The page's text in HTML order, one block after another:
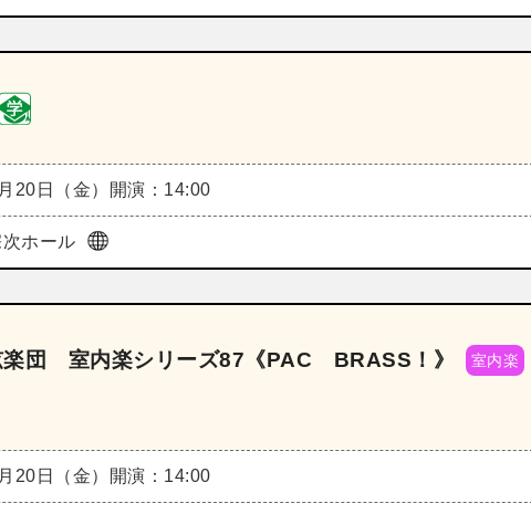
20日（金） 開演：14:00
次ホール
楽団 室内楽シリーズ87《PAC BRASS！》 室内楽
20日（金） 開演：14:00